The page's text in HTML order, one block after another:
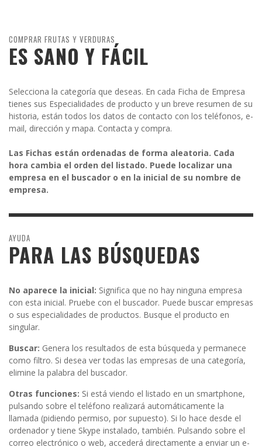
COMPRAR FRUTAS Y VERDURAS
ES SANO Y FÁCIL
Selecciona la categoría que deseas. En cada Ficha de Empresa
tienes sus Especialidades de producto y un breve resumen de su
historia, están todos los datos de contacto con los teléfonos, e-
mail, dirección y mapa. Contacta y compra.
Las Fichas están ordenadas de forma aleatoria. Cada
hora cambia el orden del listado. Puede localizar una
empresa en el buscador o en la inicial de su nombre de
empresa.
AYUDA
PARA LAS BÚSQUEDAS
No aparece la inicial: Significa que no hay ninguna empresa
con esta inicial. Pruebe con el buscador. Puede buscar empresas
o sus especialidades de productos. Busque el producto en
singular.
Buscar: Genera los resultados de esta búsqueda y permanece
como filtro. Si desea ver todas las empresas de una categoría,
elimine la palabra del buscador.
Otras funciones: Si está viendo el listado en un smartphone,
pulsando sobre el teléfono realizará automáticamente la
llamada (pidiendo permiso, por supuesto). Si lo hace desde el
ordenador y tiene Skype instalado, también. Pulsando sobre el
correo electrónico o web, accederá directamente a enviar un e-